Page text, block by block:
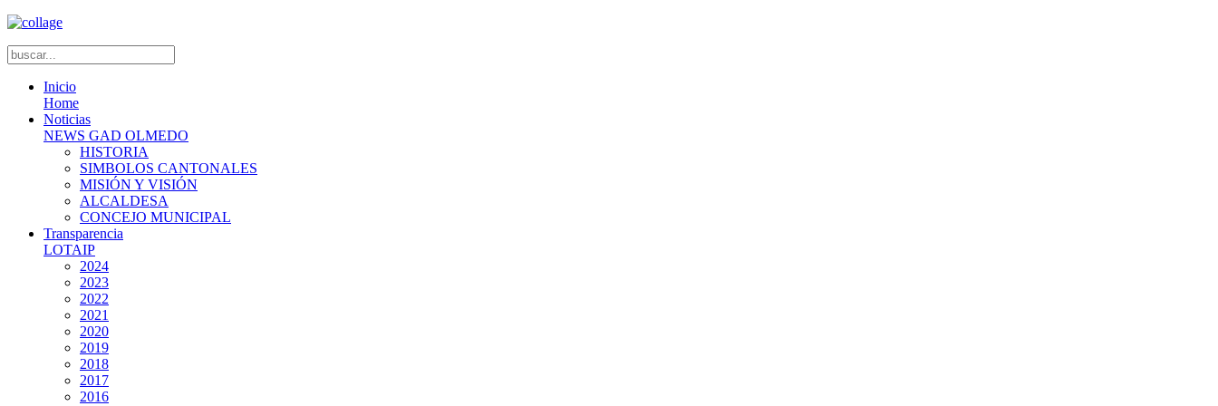
Inicio
Home
Noticias
NEWS GAD OLMEDO
HISTORIA
SIMBOLOS CANTONALES
MISIÓN Y VISIÓN
ALCALDESA
CONCEJO MUNICIPAL
Transparencia
LOTAIP
2024
2023
2022
2021
2020
2019
2018
2017
2016